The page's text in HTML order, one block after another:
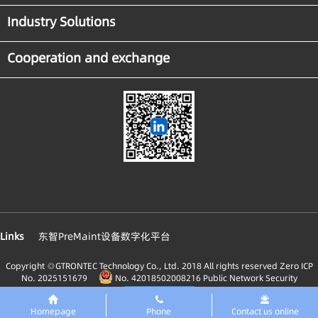
Industry Solutions
Cooperation and exchange
Links 东智PreMaint设备数字化平台
Copyright ◎GTRONTEC Technology Co., Ltd. 2018 All rights reserved Zero ICP
No. 2025151679
No. 42018502008216 Public Network Security
Homepage Phone Contact us online